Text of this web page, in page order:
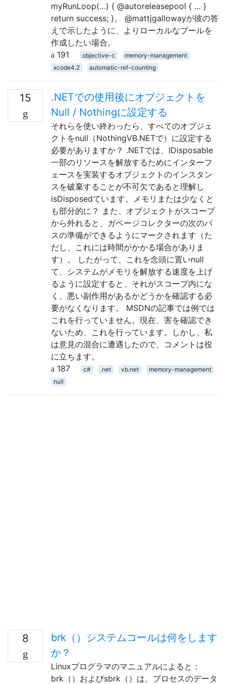
myRunLoop(…) { @autoreleasepool { … }
return success; }。 @mattjgallowayが彼の答
えで示したように、よりローカルなプールを
作成したい場合。
191
objective-c
memory-management
xcode4.2
automatic-ref-counting
15
.NETでの使用後にオブジェクトを
Null / Nothingに設定する
それらを使い終わったら、すべてのオブジェ
クトをnull（NothingVB.NETで）に設定する
必要がありますか？ .NETでは、IDisposable
一部のリソースを解放するためにインターフ
ェースを実装するオブジェクトのインスタン
スを破棄することが不可欠であると理解し
isDisposedています。メモリまたは少なくと
も部分的に？ また、オブジェクトがスコープ
から外れると、ガベージコレクターの次のパ
スの準備ができるようにマークされます（た
だし、これには時間がかかる場合がありま
す）。 したがって、これを念頭に置いnull
て、システムがメモリを解放する速度を上げ
るように設定すると、それがスコープ内にな
く、悪い副作用があるかどうかを確認する必
要がなくなります。 MSDNの記事では例では
これを行っていません。現在、害を確認でき
ないため、これを行っています。しかし、私
は意見の混合に遭遇したので、コメントは役
に立ちます。
187
c# .net vb.net
memory-management
null
8
brk（）システムコールは何をします
か？
Linuxプログラマのマニュアルによると：
brk（）およびsbrk（）は、プロセスのデータ